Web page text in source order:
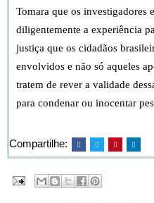
Tomara que os investigadores
diligentemente a experiência
justiça que os cidadãos
envolvidos e não só aqueles
tratem de rever a validade
para condenar ou inocentar
Compartilhe: